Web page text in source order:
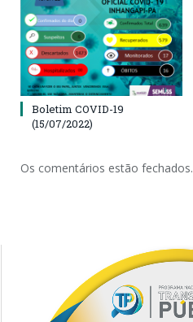
Boletim COVID-19
(15/07/2022)
Os comentários estão fechados.